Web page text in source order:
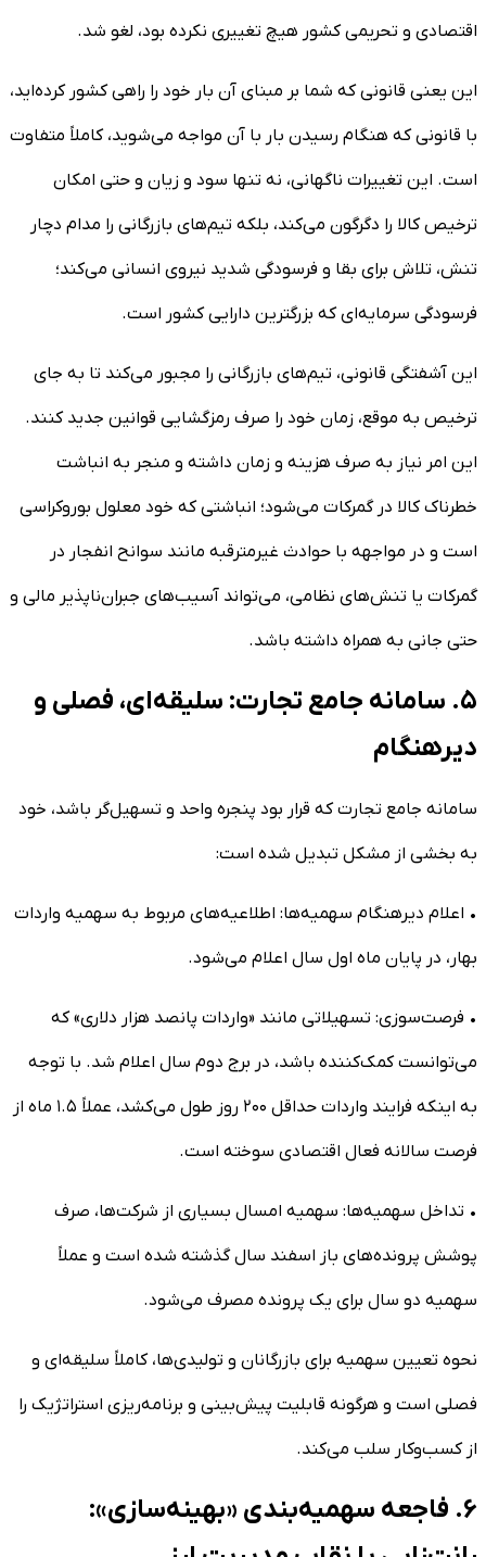
اقتصادی و تحریمی کشور هیچ تغییری نکرده بود، لغو شد.
این یعنی قانونی که شما بر مبنای آن بار خود را راهی کشور کرده‌اید،
با قانونی که هنگام رسیدن بار با آن مواجه می‌شوید، کاملاً متفاوت
است. این تغییرات ناگهانی، نه تنها سود و زیان و حتی امکان
ترخیص کالا را دگرگون می‌کند، بلکه تیم‌های بازرگانی را مدام دچار
تنش، تلاش برای بقا و فرسودگی شدید نیروی انسانی می‌کند؛
فرسودگی سرمایه‌ای که بزرگترین دارایی کشور است.
این آشفتگی قانونی، تیم‌های بازرگانی را مجبور می‌کند تا به جای
ترخیص به موقع، زمان خود را صرف رمزگشایی قوانین جدید کنند.
این امر نیاز به صرف هزینه و زمان داشته و منجر به انباشت
خطرناک کالا در گمرکات می‌شود؛ انباشتی که خود معلول بوروکراسی
است و در مواجهه با حوادث غیرمترقبه مانند سوانح انفجار در
گمرکات یا تنش‌های نظامی، می‌تواند آسیب‌های جبران‌ناپذیر مالی و
حتی جانی به همراه داشته باشد.
۵. سامانه جامع تجارت: سلیقه‌ای، فصلی و
دیرهنگام
سامانه جامع تجارت که قرار بود پنجره واحد و تسهیل‌گر باشد، خود
به بخشی از مشکل تبدیل شده است:
• اعلام دیرهنگام سهمیه‌ها: اطلاعیه‌های مربوط به سهمیه واردات
بهار، در پایان ماه اول سال اعلام می‌شود.
• فرصت‌سوزی: تسهیلاتی مانند «واردات پانصد هزار دلاری» که
می‌توانست کمک‌کننده باشد، در برج دوم سال اعلام شد. با توجه
به اینکه فرایند واردات حداقل ۲۰۰ روز طول می‌کشد، عملاً ۱.۵ ماه از
فرصت سالانه فعال اقتصادی سوخته است.
• تداخل سهمیه‌ها: سهمیه امسال بسیاری از شرکت‌ها، صرف
پوشش پرونده‌های باز اسفند سال گذشته شده است و عملاً
سهمیه دو سال برای یک پرونده مصرف می‌شود.
نحوه تعیین سهمیه برای بازرگانان و تولیدی‌ها، کاملاً سلیقه‌ای و
فصلی است و هرگونه قابلیت پیش‌بینی و برنامه‌ریزی استراتژیک را
از کسب‌وکار سلب می‌کند.
۶. فاجعه سهمیه‌بندی «بهینه‌سازی»: